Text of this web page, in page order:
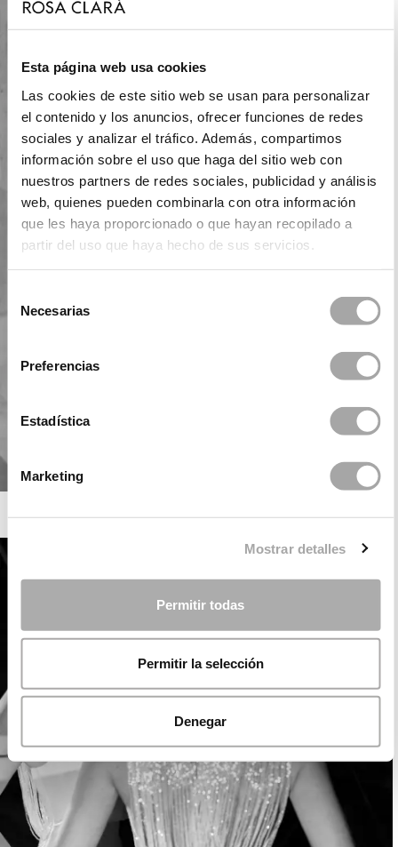
Esta página web usa cookies
Las cookies de este sitio web se usan para personalizar
el contenido y los anuncios, ofrecer funciones de redes
sociales y analizar el tráfico. Además, compartimos
información sobre el uso que haga del sitio web con
nuestros partners de redes sociales, publicidad y análisis
web, quienes pueden combinarla con otra información
que les haya proporcionado o que hayan recopilado a
partir del uso que haya hecho de sus servicios.
Necesarias
Preferencias
Estadística
Marketing
Mostrar detalles
Permitir todas
Permitir la selección
Denegar